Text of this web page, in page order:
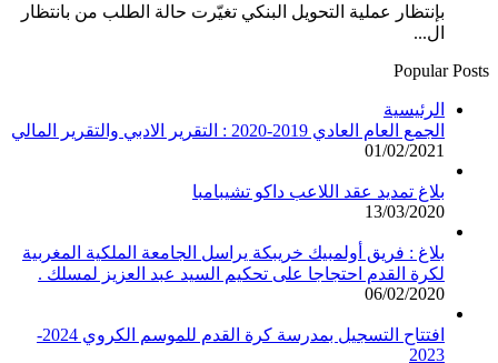
بإنتظار عملية التحويل البنكي تغيّرت حالة الطلب من بانتظار
ال...
Popular Posts
الرئيسية
الجمع العام العادي 2019-2020 : التقرير الادبي والتقرير المالي
01/02/2021
بلاغ تمديد عقد اللاعب داكو تشيبامبا
13/03/2020
بلاغ : فريق أولمبيك خريبكة يراسل الجامعة الملكية المغربية
لكرة القدم احتجاجا على تحكيم السيد عبد العزيز لمسلك .
06/02/2020
افتتاح التسجيل بمدرسة كرة القدم للموسم الكروي 2024-
2023